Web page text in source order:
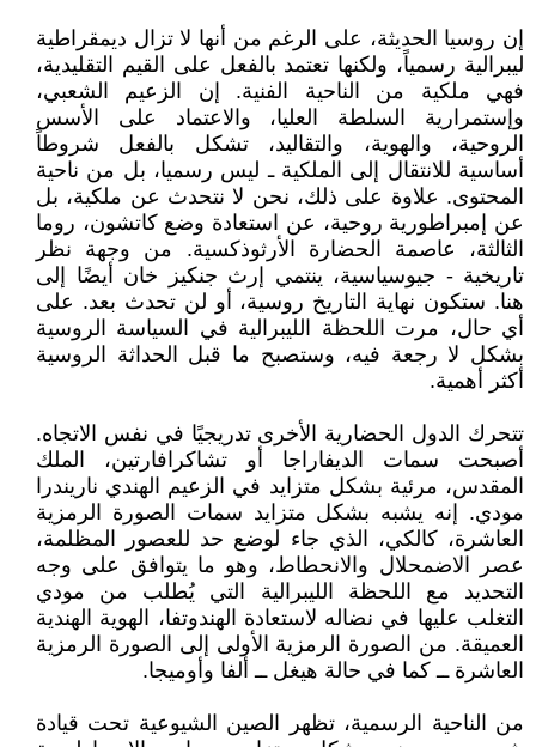
إن روسيا الحديثة، على الرغم من أنها لا تزال ديمقراطية
ليبرالية رسمياً، ولكنها تعتمد بالفعل على القيم التقليدية،
فهي ملكية من الناحية الفنية. إن الزعيم الشعبي،
وإستمرارية السلطة العليا، والاعتماد على الأسس
الروحية، والهوية، والتقاليد، تشكل بالفعل شروطاً
أساسية للانتقال إلى الملكية ـ ليس رسميا، بل من ناحية
المحتوى. علاوة على ذلك، نحن لا نتحدث عن ملكية، بل
عن إمبراطورية روحية، عن استعادة وضع كاتشون، روما
الثالثة، عاصمة الحضارة الأرثوذكسية. من وجهة نظر
تاريخية - جيوسياسية، ينتمي إرث جنكيز خان أيضًا إلى
هنا. ستكون نهاية التاريخ روسية، أو لن تحدث بعد. على
أي حال، مرت اللحظة الليبرالية في السياسة الروسية
بشكل لا رجعة فيه، وستصبح ما قبل الحداثة الروسية
أكثر أهمية.
تتحرك الدول الحضارية الأخرى تدريجيًا في نفس الاتجاه.
أصبحت سمات الديفاراجا أو تشاكرافارتين، الملك
المقدس، مرئية بشكل متزايد في الزعيم الهندي ناريندرا
مودي. إنه يشبه بشكل متزايد سمات الصورة الرمزية
العاشرة، كالكي، الذي جاء لوضع حد للعصور المظلمة،
عصر الاضمحلال والانحطاط، وهو ما يتوافق على وجه
التحديد مع اللحظة الليبرالية التي يُطلب من مودي
التغلب عليها في نضاله لاستعادة الهندوتفا، الهوية الهندية
العميقة. من الصورة الرمزية الأولى إلى الصورة الرمزية
العاشرة ــ كما في حالة هيغل ــ ألفا وأوميجا.
من الناحية الرسمية، تظهر الصين الشيوعية تحت قيادة